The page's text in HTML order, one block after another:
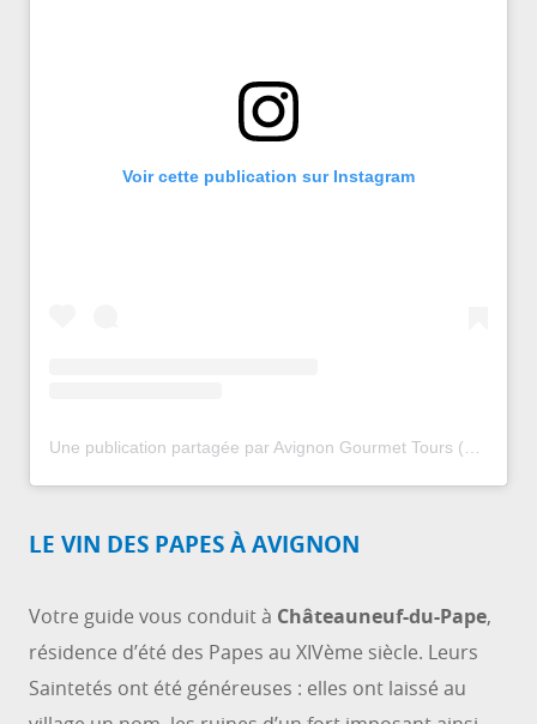
Voir cette publication sur Instagram
LE VIN DES PAPES À AVIGNON
Votre guide vous conduit à Châteauneuf-du-Pape,
résidence d’été des Papes au XIVème siècle. Leurs
Saintetés ont été généreuses : elles ont laissé au